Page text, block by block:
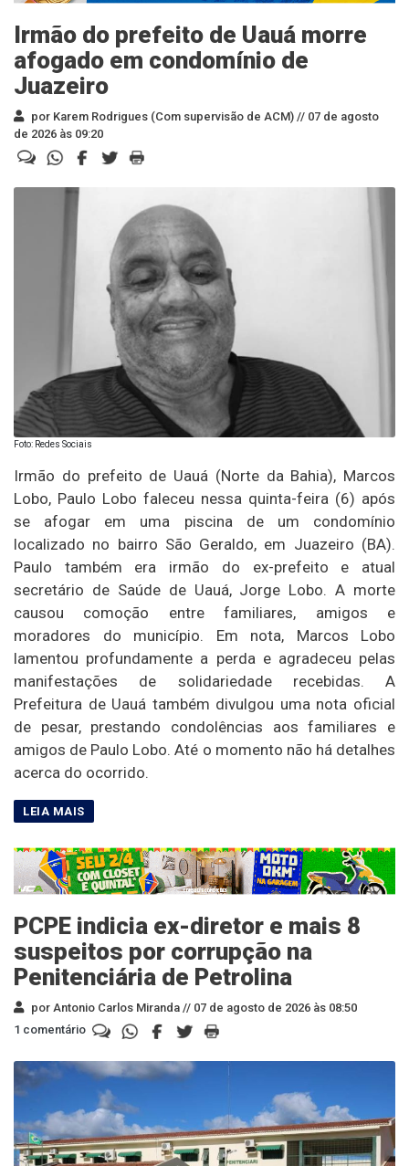
Irmão do prefeito de Uauá morre
afogado em condomínio de
Juazeiro
por Karem Rodrigues (Com supervisão de ACM) // 07 de agosto
de 2026 às 09:20
Foto: Redes Sociais
Irmão do prefeito de Uauá (Norte da Bahia), Marcos
Lobo, Paulo Lobo faleceu nessa quinta-feira (6) após
se afogar em uma piscina de um condomínio
localizado no bairro São Geraldo, em Juazeiro (BA).
Paulo também era irmão do ex-prefeito e atual
secretário de Saúde de Uauá, Jorge Lobo. A morte
causou comoção entre familiares, amigos e
moradores do município. Em nota, Marcos Lobo
lamentou profundamente a perda e agradeceu pelas
manifestações de solidariedade recebidas. A
Prefeitura de Uauá também divulgou uma nota oficial
de pesar, prestando condolências aos familiares e
amigos de Paulo Lobo. Até o momento não há detalhes
acerca do ocorrido.
PCPE indicia ex-diretor e mais 8
suspeitos por corrupção na
Penitenciária de Petrolina
por Antonio Carlos Miranda // 07 de agosto de 2026 às 08:50
1 comentário